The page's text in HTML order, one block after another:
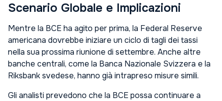
Scenario Globale e Implicazioni
Mentre la BCE ha agito per prima, la Federal Reserve
americana dovrebbe iniziare un ciclo di tagli dei tassi
nella sua prossima riunione di settembre. Anche altre
banche centrali, come la Banca Nazionale Svizzera e la
Riksbank svedese, hanno già intrapreso misure simili.
Gli analisti prevedono che la BCE possa continuare a